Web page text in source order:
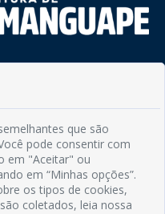
PB
08h às 13h
que são
pode consentir com
em "Aceitar" ou
em “Minhas opções”.
os tipos de cookies,
coletados, leia nossa